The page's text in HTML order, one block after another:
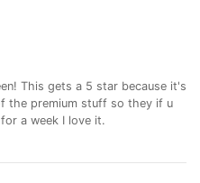
This gets a 5 star because it's
the premium stuff so they if u
a week I love it.